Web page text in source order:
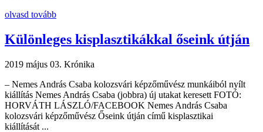
olvasd tovább
Különleges kisplasztikákkal őseink útján
2019 május 03. Krónika
– Nemes András Csaba kolozsvári képzőművész munkáiból nyílt
kiállítás Nemes András Csaba (jobbra) új utakat keresett FOTÓ:
HORVÁTH LÁSZLÓ/FACEBOOK Nemes András Csaba
kolozsvári képzőművész Őseink útján című kisplasztikai
kiállítását ...